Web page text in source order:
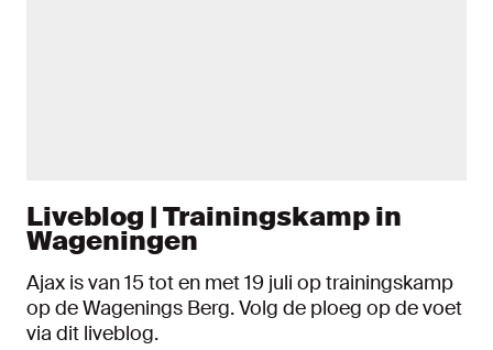
Liveblog | Trainingskamp in
Wageningen
Ajax is van 15 tot en met 19 juli op trainingskamp
op de Wagenings Berg. Volg de ploeg op de voet
via dit liveblog.